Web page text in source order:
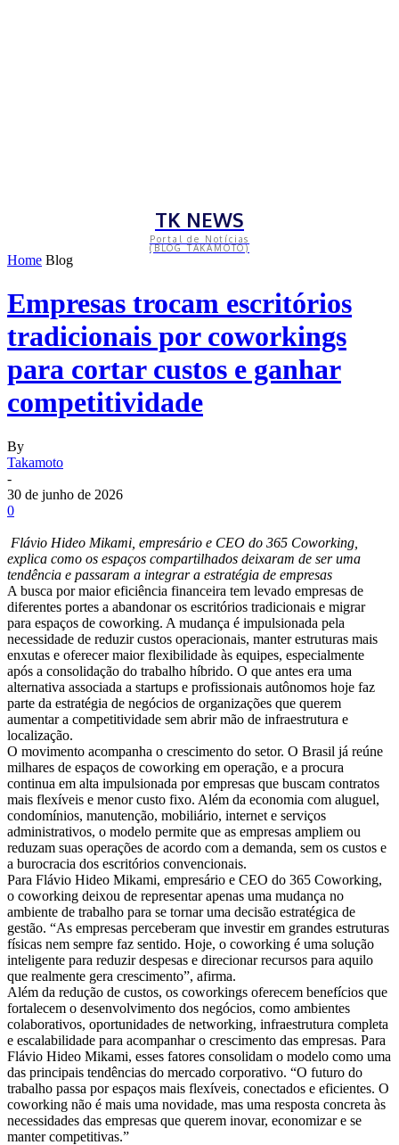
TK NEWS
Portal de Notícias
(BLOG TAKAMOTO)
Home Blog
Empresas trocam escritórios
tradicionais por coworkings
para cortar custos e ganhar
competitividade
By
Takamoto
-
30 de junho de 2026
0
Flávio Hideo Mikami, empresário e CEO do 365 Coworking,
explica como os espaços compartilhados deixaram de ser uma
tendência e passaram a integrar a estratégia de empresas
A busca por maior eficiência financeira tem levado empresas de
diferentes portes a abandonar os escritórios tradicionais e migrar
para espaços de coworking. A mudança é impulsionada pela
necessidade de reduzir custos operacionais, manter estruturas mais
enxutas e oferecer maior flexibilidade às equipes, especialmente
após a consolidação do trabalho híbrido. O que antes era uma
alternativa associada a startups e profissionais autônomos hoje faz
parte da estratégia de negócios de organizações que querem
aumentar a competitividade sem abrir mão de infraestrutura e
localização.
O movimento acompanha o crescimento do setor. O Brasil já reúne
milhares de espaços de coworking em operação, e a procura
continua em alta impulsionada por empresas que buscam contratos
mais flexíveis e menor custo fixo. Além da economia com aluguel,
condomínios, manutenção, mobiliário, internet e serviços
administrativos, o modelo permite que as empresas ampliem ou
reduzam suas operações de acordo com a demanda, sem os custos e
a burocracia dos escritórios convencionais.
Para Flávio Hideo Mikami, empresário e CEO do 365 Coworking,
o coworking deixou de representar apenas uma mudança no
ambiente de trabalho para se tornar uma decisão estratégica de
gestão. “As empresas perceberam que investir em grandes estruturas
físicas nem sempre faz sentido. Hoje, o coworking é uma solução
inteligente para reduzir despesas e direcionar recursos para aquilo
que realmente gera crescimento”, afirma.
Além da redução de custos, os coworkings oferecem benefícios que
fortalecem o desenvolvimento dos negócios, como ambientes
colaborativos, oportunidades de networking, infraestrutura completa
e escalabilidade para acompanhar o crescimento das empresas. Para
Flávio Hideo Mikami, esses fatores consolidam o modelo como uma
das principais tendências do mercado corporativo. “O futuro do
trabalho passa por espaços mais flexíveis, conectados e eficientes. O
coworking não é mais uma novidade, mas uma resposta concreta às
necessidades das empresas que querem inovar, economizar e se
manter competitivas.”